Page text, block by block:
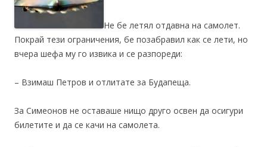
Не бе летял отдавна на самолет.
Покрай тези ограничения, бе позабравил как се лети, но
вчера шефа му го извика и се разпореди:
– Взимаш Петров и отлитате за Будапеща.
За Симеонов не оставаше нищо друго освен да осигури
билетите и да се качи на самолета.